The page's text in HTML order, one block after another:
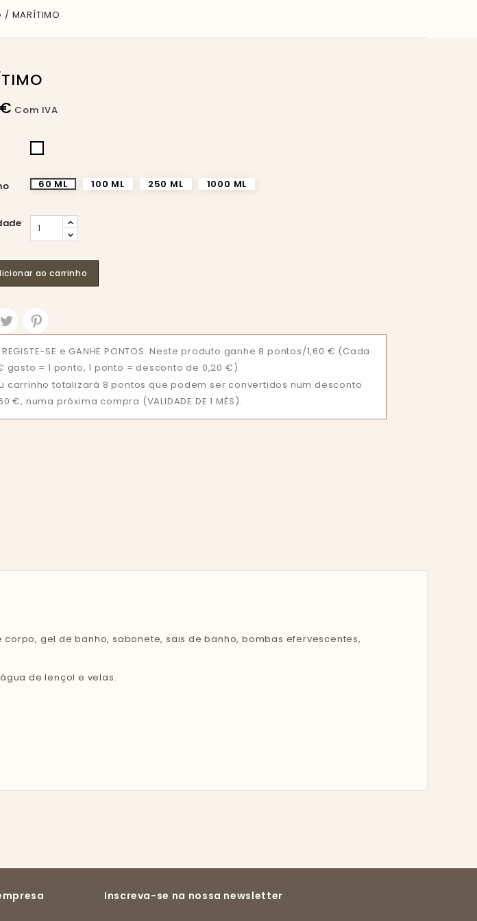
MARÍTIMO
€
Com IVA
INCOLOR
60 ML 100 ML 250 ML 1000 ML
ao carrinho
REGISTE-SE e GANHE PONTOS. Neste produto ganhe 8 pontos/1,60 € (Cada
gasto = 1 ponto, 1 ponto = desconto de 0,20 €).
carrinho totalizará 8 pontos que podem ser convertidos num desconto
€, numa próxima compra (VALIDADE DE 1 MÊS).
gel de banho, sabonete, sais de banho, bombas efervescentes,
de lençol e velas.
Inscreva-se na nossa newsletter